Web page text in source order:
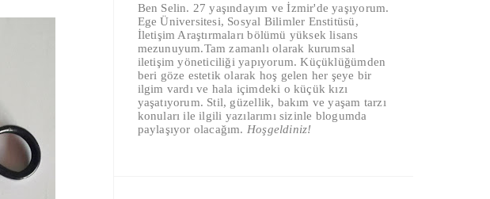
Ben Selin. 27 yaşındayım ve İzmir'de yaşıyorum.
Ege Üniversitesi, Sosyal Bilimler Enstitüsü,
İletişim Araştırmaları bölümü yüksek lisans
mezunuyum.Tam zamanlı olarak kurumsal
iletişim yöneticiliği yapıyorum. Küçüklüğümden
beri göze estetik olarak hoş gelen her şeye bir
ilgim vardı ve hala içimdeki o küçük kızı
yaşatıyorum. Stil, güzellik, bakım ve yaşam tarzı
konuları ile ilgili yazılarımı sizinle blogumda
paylaşıyor olacağım. Hoşgeldiniz!